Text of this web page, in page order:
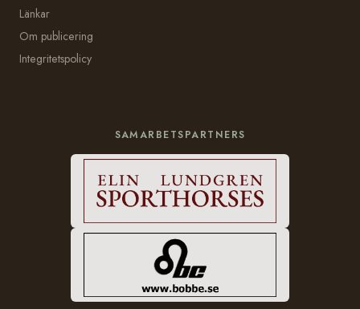
Länkar
Om publicering
Integritetspolicy
SAMARBETSPARTNERS